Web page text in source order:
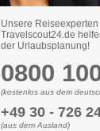
Unsere Reiseexperten
Travelscout24.de
der Urlaubsplanung!
0800
(kostenlos aus dem
+49 30 - 726
(aus dem Ausland)